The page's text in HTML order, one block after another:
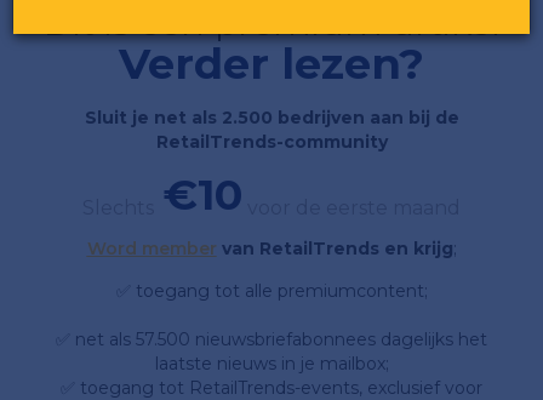
Dit is een premium artikel
Verder lezen?
Sluit je net als 2.500 bedrijven aan bij de
RetailTrends-community
€10
Word member van RetailTrends en krijg;
✅ toegang tot alle premiumcontent;
✅ net als 57.500 nieuwsbriefabonnees dagelijks het
laatste nieuws in je mailbox;
✅ toegang tot RetailTrends-events, exclusief voor